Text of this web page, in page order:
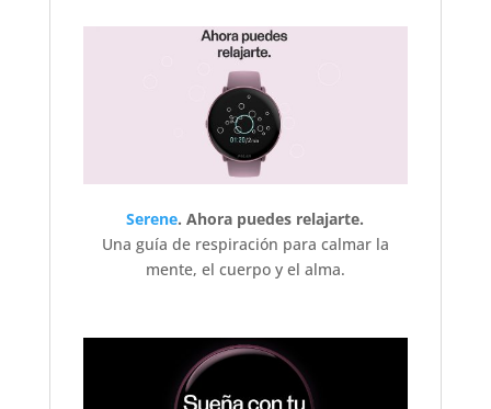
Serene. Ahora puedes relajarte.
Una guía de respiración para calmar la
mente, el cuerpo y el alma.